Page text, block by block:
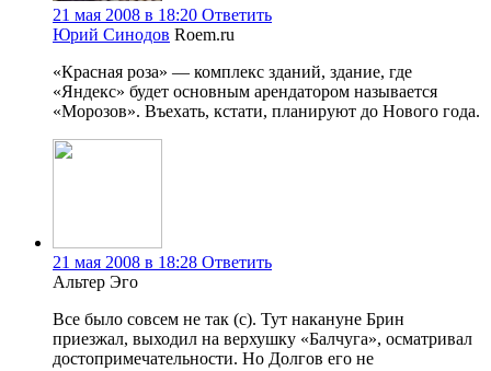
21 мая 2008 в 18:20 Ответить
Юрий Синодов Roem.ru
«Красная роза» — комплекс зданий, здание, где
«Яндекс» будет основным арендатором называется
«Морозов». Въехать, кстати, планируют до Нового года.
21 мая 2008 в 18:28 Ответить
Альтер Эго
Все было совсем не так (с). Тут накануне Брин
приезжал, выходил на верхушку «Балчуга», осматривал
достопримечательности. Но Долгов его не